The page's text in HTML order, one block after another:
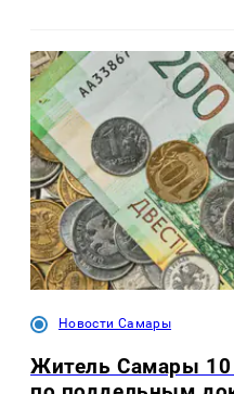
Новости Самары
Житель Самары 10